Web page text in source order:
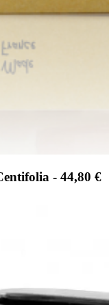
- 44,80 €